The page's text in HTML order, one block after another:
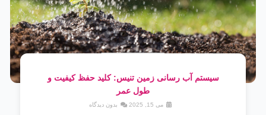
سیستم آب رسانی زمین تنیس: کلید حفظ کیفیت و
طول عمر
می 15, 2025 بدون دیدگاه